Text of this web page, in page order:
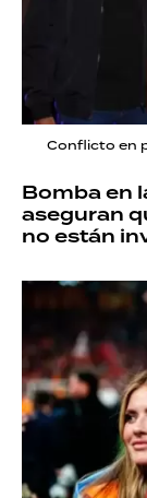
Conflicto en
Bomba en
aseguran
no están